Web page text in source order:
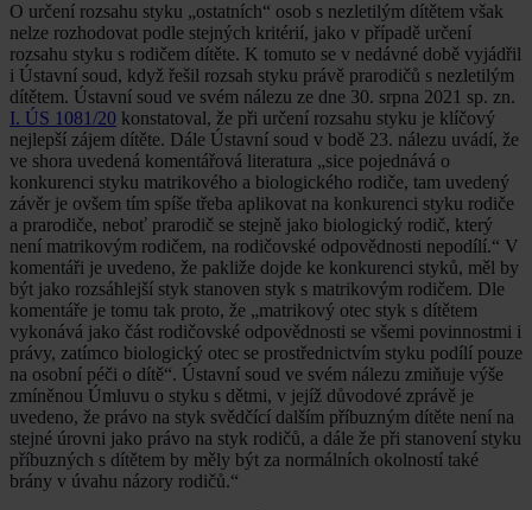
O určení rozsahu styku „ostatních“ osob s nezletilým dítětem však
nelze rozhodovat podle stejných kritérií, jako v případě určení
rozsahu styku s rodičem dítěte. K tomuto se v nedávné době vyjádřil
i Ústavní soud, když řešil rozsah styku právě prarodičů s nezletilým
dítětem. Ústavní soud ve svém nálezu ze dne 30. srpna 2021 sp. zn.
I. ÚS 1081/20 konstatoval, že při určení rozsahu styku je klíčový
nejlepší zájem dítěte. Dále Ústavní soud v bodě 23. nálezu uvádí, že
ve shora uvedená komentářová literatura „sice pojednává o
konkurenci styku matrikového a biologického rodiče, tam uvedený
závěr je ovšem tím spíše třeba aplikovat na konkurenci styku rodiče
a prarodiče, neboť prarodič se stejně jako biologický rodič, který
není matrikovým rodičem, na rodičovské odpovědnosti nepodílí.“ V
komentáři je uvedeno, že pakliže dojde ke konkurenci styků, měl by
být jako rozsáhlejší styk stanoven styk s matrikovým rodičem. Dle
komentáře je tomu tak proto, že „matrikový otec styk s dítětem
vykonává jako část rodičovské odpovědnosti se všemi povinnostmi i
právy, zatímco biologický otec se prostřednictvím styku podílí pouze
na osobní péči o dítě“. Ústavní soud ve svém nálezu zmiňuje výše
zmíněnou Úmluvu o styku s dětmi, v jejíž důvodové zprávě je
uvedeno, že právo na styk svědčící dalším příbuzným dítěte není na
stejné úrovni jako právo na styk rodičů, a dále že při stanovení styku
příbuzných s dítětem by měly být za normálních okolností také
brány v úvahu názory rodičů.“